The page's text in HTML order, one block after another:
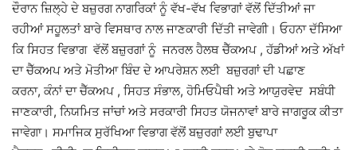
ਦੌਰਾਨ ਜ਼ਿਲ੍ਹੇ ਦੇ ਬਜ਼ੁਰਗ ਨਾਗਰਿਕਾਂ ਨੂੰ ਵੱਖ-ਵੱਖ ਵਿਭਾਗਾਂ ਵੱਲੋਂ ਦਿੱਤੀਆਂ ਜਾ
ਰਹੀਆਂ ਸਹੂਲਤਾਂ ਬਾਰੇ ਵਿਸਥਾਰ ਨਾਲ ਜਾਣਕਾਰੀ ਦਿੱਤੀ ਜਾਵੇਗੀ। ਓਹਨਾ ਦੱਸਿਆ
ਕਿ ਸਿਹਤ ਵਿਭਾਗ ਵੱਲੋਂ ਬਜ਼ੁਰਗਾਂ ਨੂੰ ਜਨਰਲ ਹੈਲਥ ਚੈੱਕਅਪ , ਹੱਡੀਆਂ ਅਤੇ ਅੱਖਾਂ
ਦਾ ਚੈੱਕਅਪ ਅਤੇ ਮੋਤੀਆ ਬਿੰਦ ਦੇ ਆਪਰੇਸ਼ਨ ਲਈ ਬਜ਼ੁਰਗਾਂ ਦੀ ਪਛਾਣ
ਕਰਨਾ, ਕੰਨਾਂ ਦਾ ਚੈੱਕਅਪ , ਸਿਹਤ ਸੰਭਾਲ, ਹੋਮਿਓਪੈਥੀ ਅਤੇ ਆਯੁਰਵੇਦ ਸਬੰਧੀ
ਜਾਣਕਾਰੀ, ਨਿਯਮਿਤ ਜਾਂਚਾਂ ਅਤੇ ਸਰਕਾਰੀ ਸਿਹਤ ਯੋਜਨਾਵਾਂ ਬਾਰੇ ਜਾਗਰੂਕ ਕੀਤਾ
ਜਾਵੇਗਾ। ਸਮਾਜਿਕ ਸੁਰੱਖਿਆ ਵਿਭਾਗ ਵੱਲੋਂ ਬਜ਼ੁਰਗਾਂ ਲਈ ਬੁਢਾਪਾ